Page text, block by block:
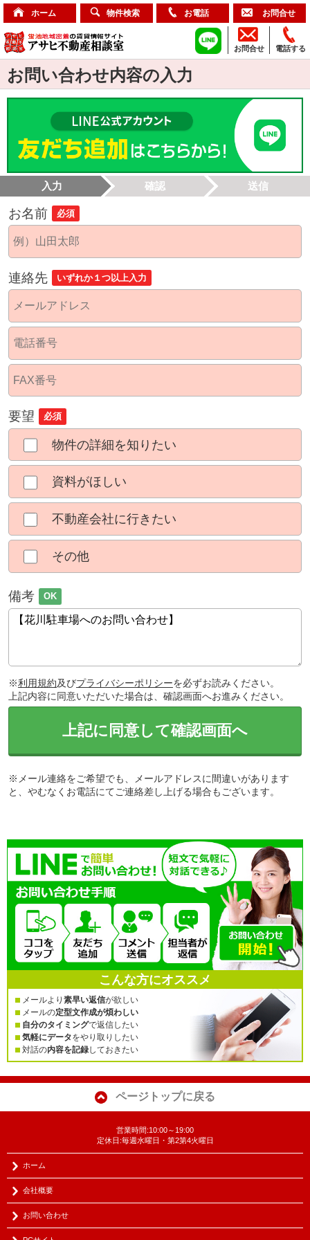
ホーム 物件検索 お電話 お問合せ
電話する
お問合せ
お問い合わせ内容の入力
入力 確認 送信
お名前 必須
連絡先 いずれか１つ以上入力
要望 必須
物件の詳細を知りたい
資料がほしい
不動産会社に行きたい
その他
備考 OK
※利用規約及びプライバシーポリシーを必ずお読みください。
上記内容に同意いただいた場合は、確認画面へお進みください。
上記に同意して確認画面へ
※メール連絡をご希望でも、メールアドレスに間違いがあります
と、やむなくお電話にてご連絡差し上げる場合もございます。
こんな方にオススメ
メールより 素早い返信が欲しい
メールの定型文作成が煩わしい
自分のタイミングで返信したい
気軽にデータをやり取りしたい
対話の内容を記録しておきたい
ページトップに戻る
営業時間:10:00～19:00
定休日:毎週水曜日・第2第4火曜日
ホーム
会社概要
お問い合わせ